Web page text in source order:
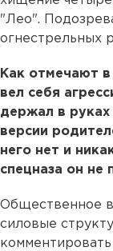
"Лео".
огнестрельных
Как отмечают
вел себя
держал в
версии
него нет и
спецназа он не
Общественное
силовые